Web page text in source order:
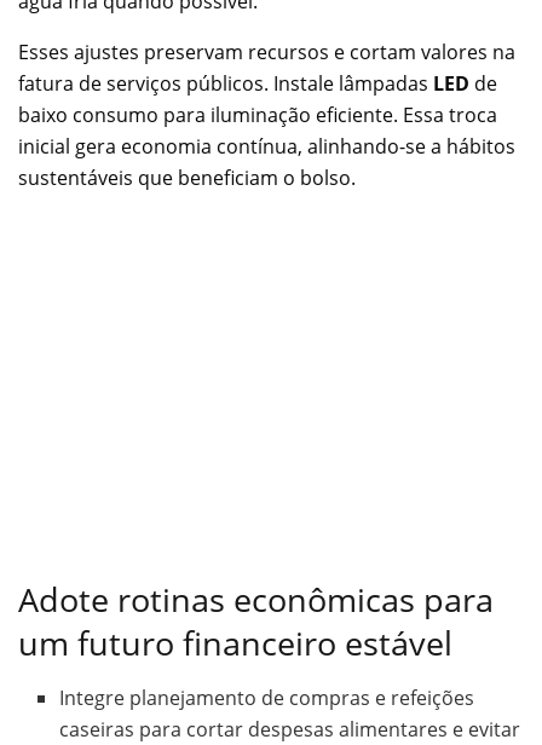
Esses ajustes preservam recursos e cortam valores na
fatura de serviços públicos. Instale lâmpadas LED de
baixo consumo para iluminação eficiente. Essa troca
inicial gera economia contínua, alinhando-se a hábitos
sustentáveis que beneficiam o bolso.
Adote rotinas econômicas para
um futuro financeiro estável
Integre planejamento de compras e refeições
caseiras para cortar despesas alimentares e evitar